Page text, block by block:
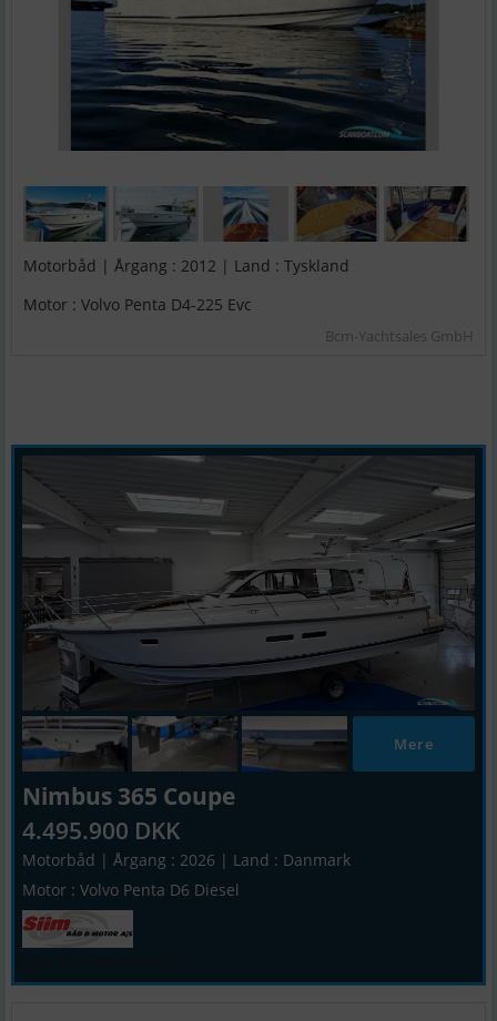
Motorbåd | Årgang : 2012 | Land : Tyskland
Motor : Volvo Penta D4-225 Evc
Bcm-Yachtsales GmbH
Mere
Nimbus 365 Coupe
4.495.900 DKK
Motorbåd | Årgang : 2026 | Land : Danmark
Motor : Volvo Penta D6 Diesel